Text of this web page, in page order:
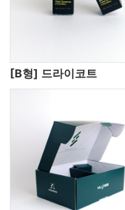
[B형] 드라이코트